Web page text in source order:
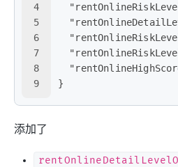
4
5
6
7
8
9
}
添加了